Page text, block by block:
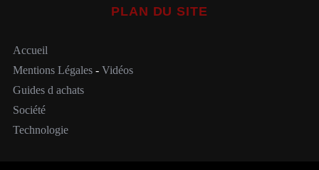
PLAN DU SITE
Accueil
Mentions Légales- Vidéos
Guides d achats
Société
Technologie